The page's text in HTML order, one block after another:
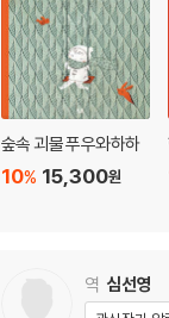
숲속 괴물 푸우와하하
15,300원
10%
역 심선영